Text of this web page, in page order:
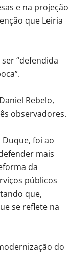
e na projeção
que Leiria
“defendida
Rebelo,
observadores.
foi ao
mais
da
públicos
que,
se reflete na
do